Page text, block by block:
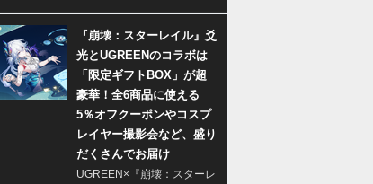
『崩壊：スターレイル』爻
光とUGREENのコラボは
「限定ギフトBOX」が超
豪華！全6商品に使える
5％オフクーポンやコスプ
レイヤー撮影会など、盛り
だくさんでお届け
UGREEN×『崩壊：スターレ